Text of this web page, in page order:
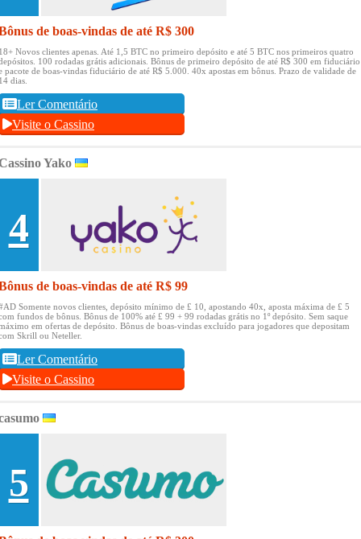
de boas-vindas de até R$ 300
Novos clientes apenas. Até 1,5 BTC no primeiro depósito e até 5 BTC nos primeiros quatro
100 rodadas grátis adicionais. Bônus de primeiro depósito de até R$ 300 em fiduciário
pacote de boas-vindas fiduciário de até R$ 5.000. 40x apostas em bônus. Prazo de validade de
dias.
Ler Comentário
Visite o Cassino
Yako
4
de boas-vindas de até R$ 99
Somente novos clientes, depósito mínimo de £ 10, apostando 40x, aposta máxima de £ 5
fundos de bônus. Bônus de 100% até £ 99 + 99 rodadas grátis no 1º depósito. Sem saque
em ofertas de depósito. Bônus de boas-vindas excluído para jogadores que depositam
Skrill ou Neteller.
Ler Comentário
Visite o Cassino
5